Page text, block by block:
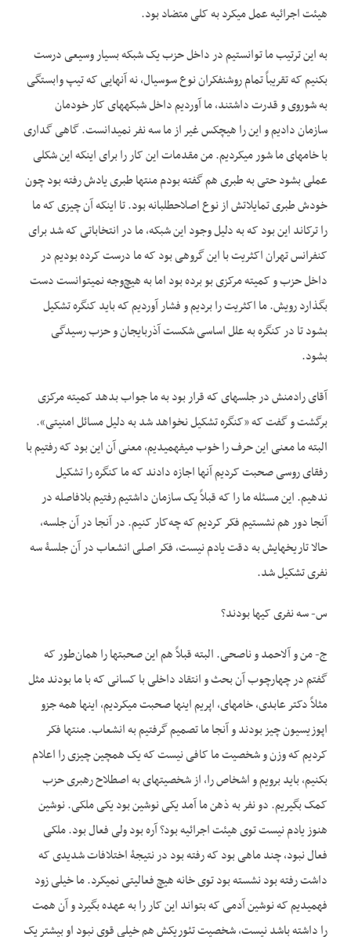
هیئت اجرائیه عمل می­کرد به کلی متضاد بود.
به این ترتیب ما توانستیم در داخل حزب یک شبکه بسیار وسیعی درست
بکنیم که تقریباً تمام روشنفکران نوع سوسیال، نه آنهایی که تیپ وابستگی
به شوروی و قدرت داشتند، ما آوردیم داخل شبکه­های کار خودمان
سازمان دادیم و این را هیچکس غیر از ما سه نفر نمی­دانست. گاهی گداری
با خامه­ای ما شور می­کردیم. من مقدمات این کار را برای اینکه این شکلی
عملی بشود حتی به طبری هم گفته بودم منتها طبری یادش رفته بود چون
خودش طبری تمایلاتش از نوع اصلاح­طلبانه بود. تا اینکه آن چیزی که ما
را ترکاند این بود که به دلیل وجود این شبکه، ما در انتخاباتی که شد برای
کنفرانس تهران اکثریت با این گروهی بود که ما درست کرده بودیم در
داخل حزب و کمیته مرکزی بو برده بود اما به هیچ‌وجه نمی­توانست دست
بگذارد رویش. ما اکثریت را بردیم و فشار آوردیم که باید کنگره تشکیل
بشود تا در کنگره به علل اساسی شکست آذربایجان و حزب رسیدگی
بشود.
آقای رادمنش در جلسه­ای که قرار بود به ما جواب بدهد کمیته مرکزی
برگشت و گفت که «کنگره تشکیل نخواهد شد به دلیل مسائل امنیتی».
البته ما معنی این حرف را خوب می­فهمیدیم، معنی آن این بود که رفتیم با
رفقای روسی صحبت کردیم آنها اجازه دادند که ما کنگره را تشکیل
ندهیم. این مسئله ما را که قبلاً یک سازمان داشتیم رفتیم بلافاصله در
آنجا دور هم نشستیم فکر کردیم که چه‌کار کنیم. در آنجا در آن جلسه،
حالا تاریخ­هایش به دقت یادم نیست، فکر اصلی انشعاب در آن جلسۀ سه
نفری تشکیل شد.
س- سه نفری کی­ها بودند؟
ج- من و آل­احمد و ناصحی. البته قبلاً هم این صحبت­ها را همان‌طور که
گفتم در چهارچوب آن بحث و انتقاد داخلی با کسانی که با ما بودند مثل
مثلاً دکتر عابدی، خامه­ای، اپریم اینها صحبت می­کردیم، اینها همه جزو
اپوزیسیون چیز بودند و آنجا ما تصمیم گرفتیم به انشعاب. منتها فکر
کردیم که وزن و شخصیت ما کافی نیست که یک همچین چیزی را اعلام
بکنیم، باید برویم و اشخاص را، از شخصیت­های به اصطلاح رهبری حزب
کمک بگیریم. دو نفر به ذهن ما آمد یکی نوشین بود یکی ملکی. نوشین
هنوز یادم نیست توی هیئت اجرائیه بود؟ آره بود ولی فعال بود. ملکی
فعال نبود، چند ماهی بود که رفته بود در نتیجۀ اختلافات شدیدی که
داشت رفته بود نشسته بود توی خانه هیچ فعالیتی نمی­کرد. ما خیلی زود
فهمیدیم که نوشین آدمی که بتواند این کار را به عهده بگیرد و آن همت
را داشته باشد نیست، شخصیت تئوریکش هم خیلی قوی نبود او بیشتر یک